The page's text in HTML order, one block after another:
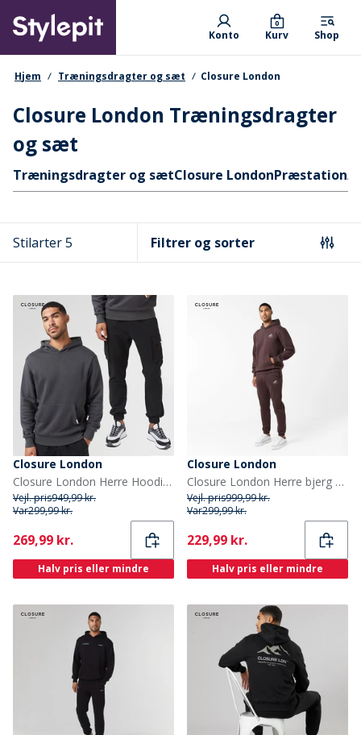
main
content
Primary departments
Konto Kurv
0
Shop
navigationssti
Hjem Træningsdragter og sæt Closure London
Closure London Træningsdragter
og sæt
Hurtige links
Træningsdragter og sætClosure LondonPræstation/
Stilarter 5 Filtrer og sorter
Closure London
Closure London Herre Hoodie og Cargo Bukser Sæt Antracit/Sort
Vejl. pris949,99 kr.
Var299,99 kr.
Current
269,99 kr.
Halv pris eller mindre
Closure London
Closure London Herre bjerg silhuet træningsdragt Brun/Stone
Vejl. pris999,99 kr.
Var299,99 kr.
Current
229,99 kr.
Halv pris eller mindre